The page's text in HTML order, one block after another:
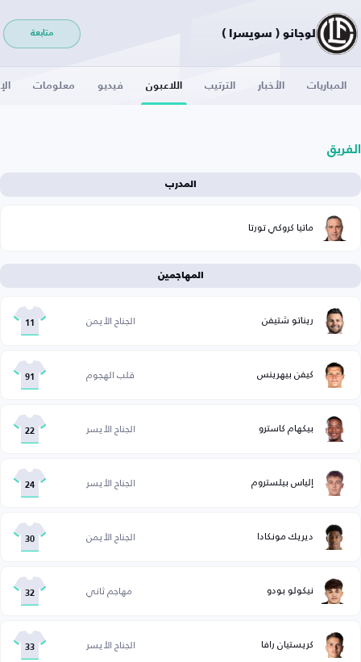
لوجانو ( سويسرا ) متابعة
المباريات الأخبار الترتيب اللاعبون فيديو معلومات
الفريق
المدرب
ماتيا كروكي تورتا
المهاجمين
ريناتو شتيفن الجناح الأيمن 11
كيفن بيهرينس قلب الهجوم 91
بيكهام كاسترو الجناح الأيسر 22
إلياس بيلستروم الجناح الأيسر 24
ديريك مونكادا الجناح الأيمن 30
نيكولو بودو مهاجم ثاني 32
كريستيان رافا الجناح الأيسر 33